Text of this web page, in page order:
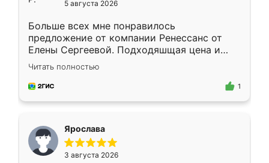
5 августа 2026
Больше всех мне понравилось
предложение от компании Ренессанс от
Елены Сергеевой. Подходяшщая цена и
короткие сроки изготовления. Приехавший
для замера сотрудник Владислав
предложил по моему эскизу самый
Читать полностью
1
Ярослава
3 августа 2026